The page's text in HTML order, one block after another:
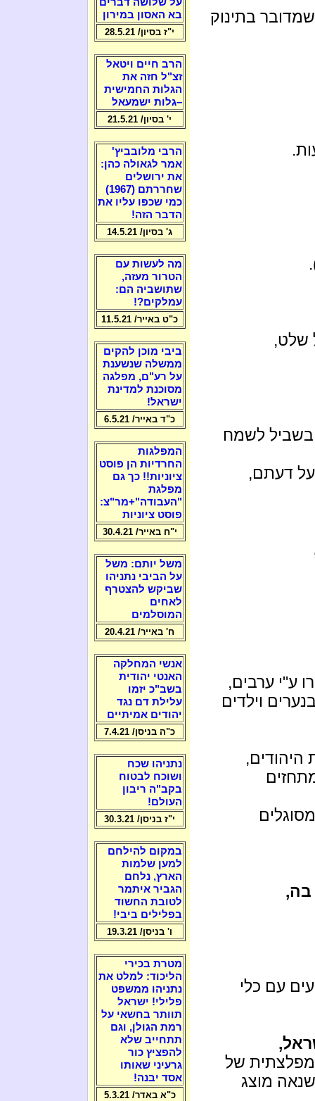
בתינוק
שלט,
בשביל לשמח
על דעתם,
ע"י ערבים,
וילדים
בה,
עם כלי
מפלצתית של
מוצג
בא האסון במירון
י"ז בסיון/ 28.5.21
הרב חיים ויטאל
זצ"ל חזה את
הגלות החמישית
–גלות ישמעאל
י' בסיון/ 21.5.21
הרבי מלובביץ'
אמר לגאולה כהן:
את ירושלים
שחררתם (1967)
כמי שכפו עליו את
הדבר הזה!
ג' בסיון/ 14.5.21
מה לעשות עם
הטרור מעזה,
שתושביה הם:
עמלקים?!
כ"ט באייר/ 11.5.21
ביבי מוכן להקים
ממשלה שנשענת
על רע"ם, מפלגה
מסוכנת למדינת
ישראל!
כ"ד באייר/ 6.5.21
המפלגות
החרדיות הן פוסט
ציוניות!! כך גם
מפלגת
"העבודה"+מר"צ:
פוסט ציוניות
י"ח באייר/ 30.4.21
משל יותם: משל
על הביבי נתניהו
שביקש להצטרף
לאחים
המוסלמים
ח' באייר/ 20.4.21
אנשי המחלקה
האנטי יהודית
בשב"כ יזמו
עלילת דם נגד
יהודים אמיתיים
כ"ה בניסן/ 7.4.21
נתניהו שכח
ושוכח לבטוח
בקב"ה ריבון
העולם!
י"ז בניסן/ 30.3.21
במקום להילחם
למען שלמות
הארץ, נלחם
הגביר איתמר
לטובת החשוד
בפלילים ביבי!
ו' בניסן/ 19.3.21
מטרת בכירי
הליכוד: למלט את
נתניהו ממשפט
פלילי! ישראל
תוותר בחשאי על
רמת הגולן, וגם
תתחייב שלא
להפציץ כור
גרעיני שאותו
אסד יבנה!
כ"א באדר/ 5.3.21